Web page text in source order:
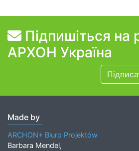
Підпишіться на
АРХОН Україна
Made by
ARCHON+ Biuro Projektów
Barbara Mendel,